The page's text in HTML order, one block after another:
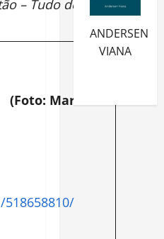
– Tudo de
Marcelo
ANDERSEN
VIANA